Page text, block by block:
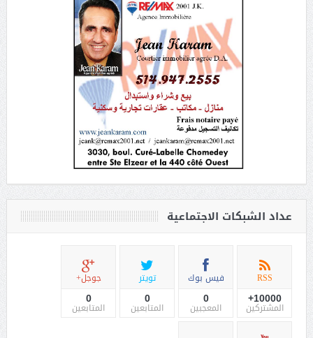
عداد الشبكات الاجتماعية
RSS
10000+
المشتركين
فيس بوك
0
المعجبين
تويتر
0
المتابعين
جوجل+
0
المتابعين